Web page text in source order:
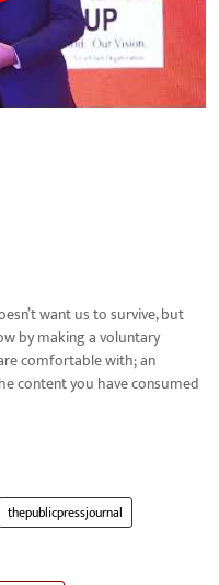
want us to survive, but
by making a voluntary
comfortable with; an
content you have consumed
thepublicpressjournal